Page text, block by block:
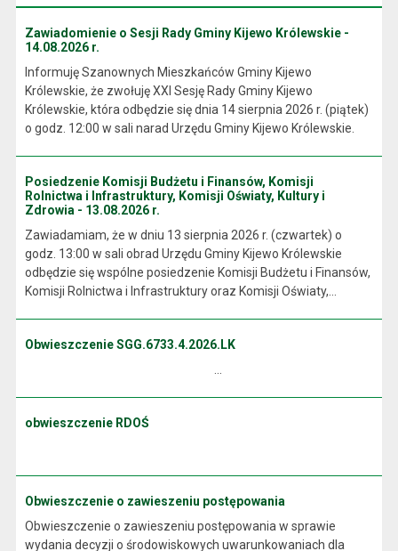
Zawiadomienie o Sesji Rady Gminy Kijewo Królewskie -
14.08.2026 r.
Informuję Szanownych Mieszkańców Gminy Kijewo
Królewskie, że zwołuję XXI Sesję Rady Gminy Kijewo
Królewskie, która odbędzie się dnia 14 sierpnia 2026 r. (piątek)
o godz. 12:00 w sali narad Urzędu Gminy Kijewo Królewskie.
Posiedzenie Komisji Budżetu i Finansów, Komisji
Rolnictwa i Infrastruktury, Komisji Oświaty, Kultury i
Zdrowia - 13.08.2026 r.
Zawiadamiam, że w dniu 13 sierpnia 2026 r. (czwartek) o
godz. 13:00 w sali obrad Urzędu Gminy Kijewo Królewskie
odbędzie się wspólne posiedzenie Komisji Budżetu i Finansów,
Komisji Rolnictwa i Infrastruktury oraz Komisji Oświaty,...
Obwieszczenie SGG.6733.4.2026.LK
obwieszczenie RDOŚ
Obwieszczenie o zawieszeniu postępowania
Obwieszczenie o zawieszeniu postępowania w sprawie
wydania decyzji o środowiskowych uwarunkowaniach dla